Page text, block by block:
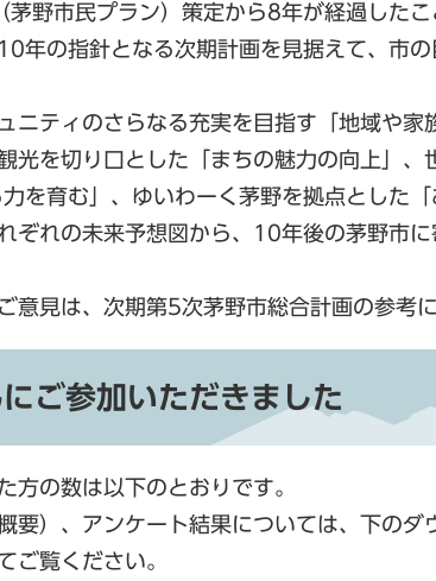
茅野市民プラン）策定から8年が経過した
年の指針となる次期計画を見据えて、市
ニティのさらなる充実を目指す「地域や家
光を切り口とした「まちの魅力の向上」、
を育む」、ゆいわーく茅野を拠点とした
ぞれの未来予想図から、10年後の茅野市
意見は、次期第5次茅野市総合計画の参考
ご参加いただきました
方の数は以下のとおりです。
要）、アンケート結果については、下のダ
ご覧ください。